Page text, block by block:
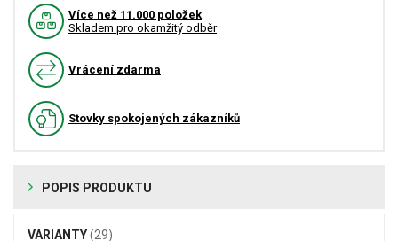
Více než 11.000 položek
Skladem pro okamžitý odběr
Vrácení zdarma
Stovky spokojených zákazníků
POPIS PRODUKTU
VARIANTY(29)